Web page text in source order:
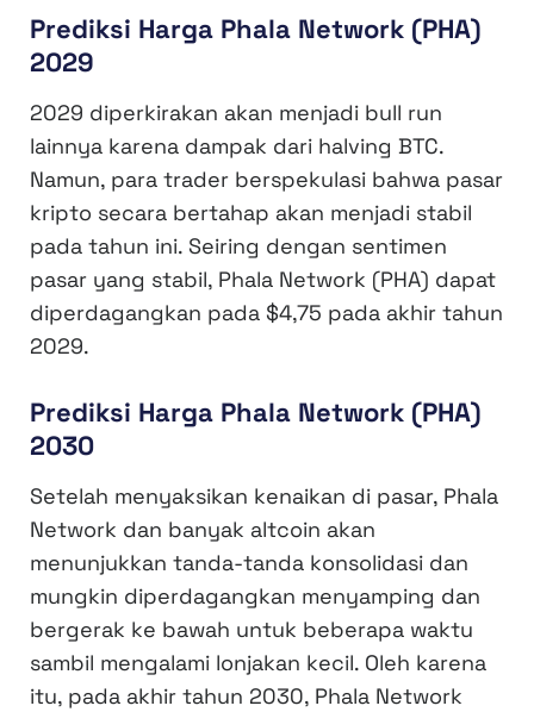
Prediksi Harga Phala Network (PHA)
2029
2029 diperkirakan akan menjadi bull run
lainnya karena dampak dari halving BTC.
Namun, para trader berspekulasi bahwa pasar
kripto secara bertahap akan menjadi stabil
pada tahun ini. Seiring dengan sentimen
pasar yang stabil, Phala Network (PHA) dapat
diperdagangkan pada $4,75 pada akhir tahun
2029.
Prediksi Harga Phala Network (PHA)
2030
Setelah menyaksikan kenaikan di pasar, Phala
Network dan banyak altcoin akan
menunjukkan tanda-tanda konsolidasi dan
mungkin diperdagangkan menyamping dan
bergerak ke bawah untuk beberapa waktu
sambil mengalami lonjakan kecil. Oleh karena
itu, pada akhir tahun 2030, Phala Network